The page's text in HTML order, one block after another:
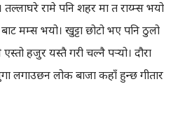
रामे पनि शहर मा त राय्म्स भयो
मम्स भयो। खुट्टा छोटो भए पनि ठुलो
हजुर यस्तै गरी चल्नै पर्‍यो। दौरा
लगाउछन लोक बाजा कहाँ हुन्छ गीतार